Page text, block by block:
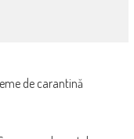
de carantină